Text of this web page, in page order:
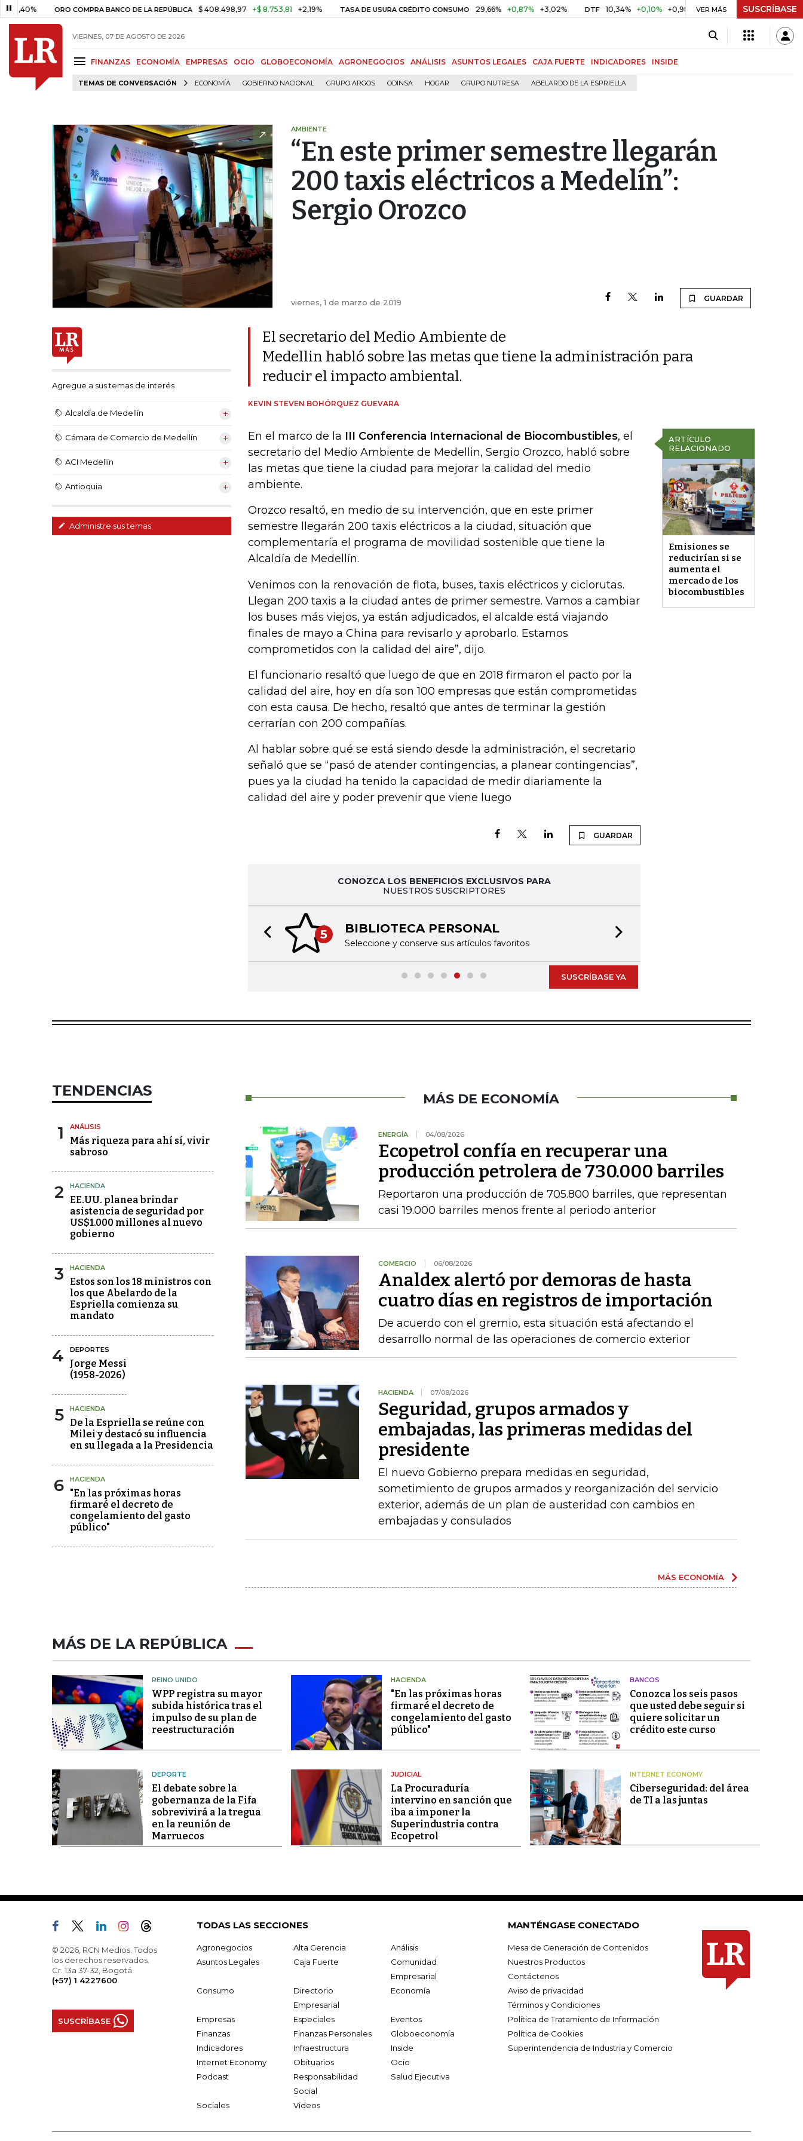
ORO COMPRA BANCO DE LA REPÚBLICA $ 408.498,97 +$ 8.753,81 +2,19% TASA DE USURA CRÉDITO CONSUMO 29,66% +0,87% +3,02% DTF 10,34% +0,10% +0,98% UVR $ 416,96 +$ 0,05 +0,01%
VER MÁS SUSCRÍBASE
VIERNES, 07 DE AGOSTO DE 2026
FINANZAS ECONOMÍA EMPRESAS OCIO GLOBOECONOMÍA AGRONEGOCIOS ANÁLISIS ASUNTOS LEGALES CAJA FUERTE INDICADORES INSIDE
TEMAS DE CONVERSACIÓN ECONOMÍA GOBIERNO NACIONAL GRUPO ARGOS ODINSA HOGAR GRUPO NUTRESA ABELARDO DE LA ESPRIELLA
AMBIENTE
“En este primer semestre llegarán
200 taxis eléctricos a Medelín”:
Sergio Orozco
viernes, 1 de marzo de 2019 GUARDAR
Agregue a sus temas de interés
Alcaldía de Medellín
Cámara de Comercio de Medellín
ACI Medellín
Antioquia
Administre sus temas
El secretario del Medio Ambiente de
Medellin habló sobre las metas que tiene la administración para
reducir el impacto ambiental.
KEVIN STEVEN BOHÓRQUEZ GUEVARA
ARTÍCULO
RELACIONADO
Emisiones se
reducirían si se
aumenta el
mercado de los
biocombustibles
En el marco de la III Conferencia Internacional de Biocombustibles, el
secretario del Medio Ambiente de Medellin, Sergio Orozco, habló sobre
las metas que tiene la ciudad para mejorar la calidad del medio
ambiente.
Orozco resaltó, en medio de su intervención, que en este primer
semestre llegarán 200 taxis eléctricos a la ciudad, situación que
complementaría el programa de movilidad sostenible que tiene la
Alcaldía de Medellín.
Venimos con la renovación de flota, buses, taxis eléctricos y ciclorutas.
Llegan 200 taxis a la ciudad antes de primer semestre. Vamos a cambiar
los buses más viejos, ya están adjudicados, el alcalde está viajando
finales de mayo a China para revisarlo y aprobarlo. Estamos
comprometidos con la calidad del aire”, dijo.
El funcionario resaltó que luego de que en 2018 firmaron el pacto por la
calidad del aire, hoy en día son 100 empresas que están comprometidas
con esta causa. De hecho, resaltó que antes de terminar la gestión
cerrarían con 200 compañías.
Al hablar sobre qué se está siendo desde la administración, el secretario
señaló que se “pasó de atender contingencias, a planear contingencias”,
pues ya la ciudad ha tenido la capacidad de medir diariamente la
calidad del aire y poder prevenir que viene luego
GUARDAR
CONOZCA LOS BENEFICIOS EXCLUSIVOS PARA
NUESTROS SUSCRIPTORES
5 BIBLIOTECA PERSONAL
Seleccione y conserve sus artículos favoritos
Previous slide
SUSCRÍBASE YA
TENDENCIAS
1 ANÁLISIS
Más riqueza para ahí sí, vivir
sabroso
2 HACIENDA
EE.UU. planea brindar
asistencia de seguridad por
US$1.000 millones al nuevo
gobierno
3 HACIENDA
Estos son los 18 ministros con
los que Abelardo de la
Espriella comienza su
mandato
4 DEPORTES
Jorge Messi
(1958-2026)
5 HACIENDA
De la Espriella se reúne con
Milei y destacó su influencia
en su llegada a la Presidencia
6 HACIENDA
"En las próximas horas
firmaré el decreto de
congelamiento del gasto
público"
MÁS DE ECONOMÍA
ENERGÍA 04/08/2026
Ecopetrol confía en recuperar una
producción petrolera de 730.000 barriles
Reportaron una producción de 705.800 barriles, que representan
casi 19.000 barriles menos frente al periodo anterior
COMERCIO 06/08/2026
Analdex alertó por demoras de hasta
cuatro días en registros de importación
De acuerdo con el gremio, esta situación está afectando el
desarrollo normal de las operaciones de comercio exterior
HACIENDA 07/08/2026
Seguridad, grupos armados y
embajadas, las primeras medidas del
presidente
El nuevo Gobierno prepara medidas en seguridad,
sometimiento de grupos armados y reorganización del servicio
exterior, además de un plan de austeridad con cambios en
embajadas y consulados
MÁS ECONOMÍA
MÁS DE LA REPÚBLICA
REINO UNIDO
WPP registra su mayor
subida histórica tras el
impulso de su plan de
reestructuración
HACIENDA
"En las próximas horas
firmaré el decreto de
congelamiento del gasto
público"
BANCOS
Conozca los seis pasos
que usted debe seguir si
quiere solicitar un
crédito este curso
DEPORTE
El debate sobre la
gobernanza de la Fifa
sobrevivirá a la tregua
en la reunión de
Marruecos
JUDICIAL
La Procuraduría
intervino en sanción que
iba a imponer la
Superindustria contra
Ecopetrol
INTERNET ECONOMY
Ciberseguridad: del área
de TI a las juntas
© 2026, RCN Medios. Todos
los derechos reservados.
Cr. 13a 37-32, Bogotá
(+57) 1 4227600
SUSCRÍBASE
TODAS LAS SECCIONES
Agronegocios Alta Gerencia
Análisis
Asuntos Legales
Caja Fuerte
Comunidad
Empresarial
Consumo
Directorio
Empresarial
Economía
Empresas Especiales
Eventos
Finanzas
Finanzas Personales
Globoeconomía
Indicadores
Infraestructura
Inside
Internet Economy
Obituarios
Ocio
Podcast
Responsabilidad
Social
Salud Ejecutiva
Sociales Videos
MANTÉNGASE CONECTADO
Mesa de Generación de Contenidos
Nuestros Productos
Contáctenos
Aviso de privacidad
Términos y Condiciones
Política de Tratamiento de Información
Política de Cookies
Superintendencia de Industria y Comercio